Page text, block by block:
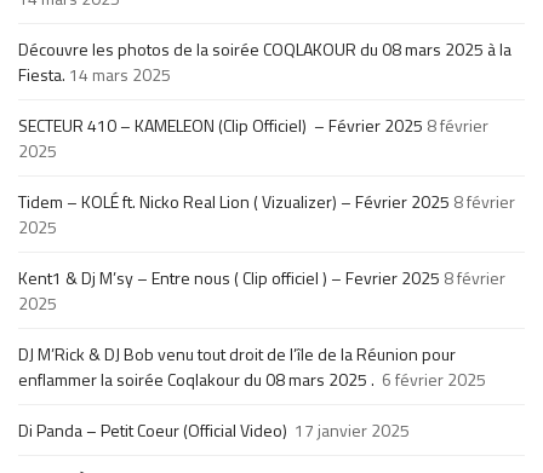
Découvre les photos de la soirée COQLAKOUR du 08 mars 2025 à la
Fiesta. 14 mars 2025
SECTEUR 410 – KAMELEON (Clip Officiel) – Février 2025 8 février
2025
Tidem – KOLÉ ft. Nicko Real Lion ( Vizualizer) – Février 2025 8 février
2025
Kent1 & Dj M’sy – Entre nous ( Clip officiel ) – Fevrier 2025 8 février
2025
DJ M’Rick & DJ Bob venu tout droit de l’île de la Réunion pour
enflammer la soirée Coqlakour du 08 mars 2025 . 6 février 2025
Di Panda – Petit Coeur (Official Video) 17 janvier 2025